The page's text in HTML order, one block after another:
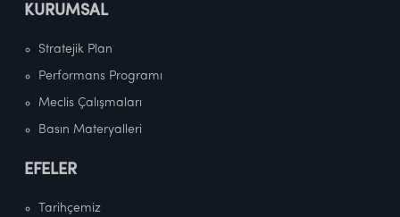
KURUMSAL
Stratejik Plan
Performans Programı
Meclis Çalışmaları
Basın Materyalleri
EFELER
Tarihçemiz